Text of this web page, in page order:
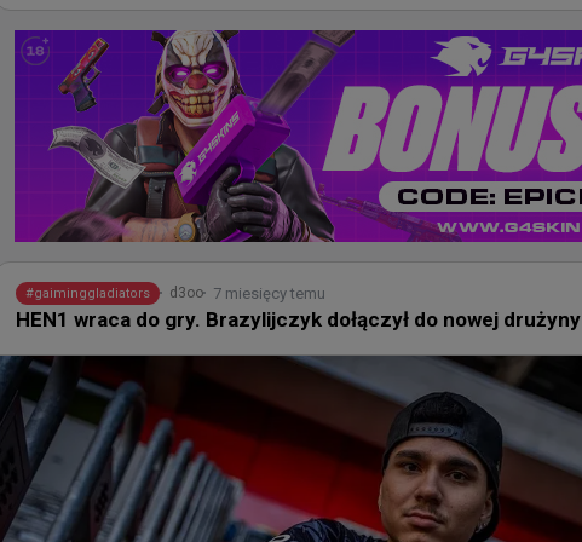
#gaiminggladiators d3oo 7 miesięcy temu
HEN1 wraca do gry. Brazylijczyk dołączył do nowej drużyny